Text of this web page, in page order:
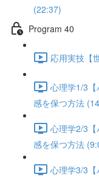
(22:37)
Program 40
応用実技【
心理学1/3
感を保つ方法
心理学2/3
感を保つ方法
心理学3/3